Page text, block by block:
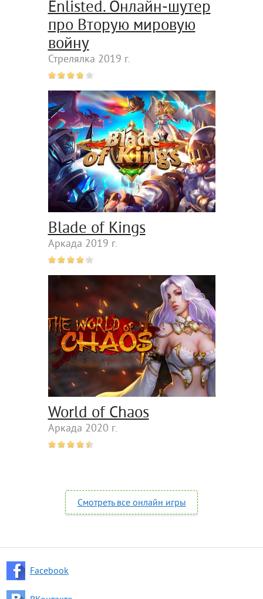
Enlisted. Онлайн-шутер
про Вторую мировую
войну
Стрелялка 2019 г.
Blade of Kings
Аркада 2019 г.
World of Chaos
Аркада 2020 г.
Смотреть все онлайн игры
Facebook